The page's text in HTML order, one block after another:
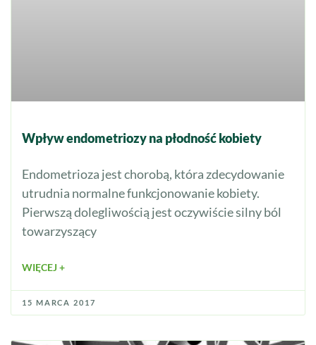
Wpływ endometriozy na płodność kobiety
Endometrioza jest chorobą, która zdecydowanie
utrudnia normalne funkcjonowanie kobiety.
Pierwszą dolegliwością jest oczywiście silny ból
towarzyszący
WIĘCEJ +
15 MARCA 2017